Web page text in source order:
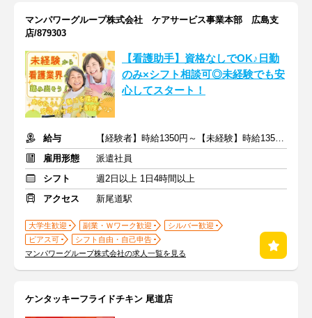
マンパワーグループ株式会社 ケアサービス事業本部 広島支
店/879303
【看護助手】資格なしでOK♪日勤
のみ×シフト相談可◎未経験でも安
心してスタート！
給与
【経験者】時給1350円～【未経験】時給1350円～ ※交通費全額
雇用形態
派遣社員
シフト
週2日以上 1日4時間以上
アクセス
新尾道駅
大学生歓迎 副業・Ｗワーク歓迎
シルバー歓迎
ピアス可
シフト自由・自己申告
マンパワーグループ株式会社の求人一覧を見る
ケンタッキーフライドチキン 尾道店